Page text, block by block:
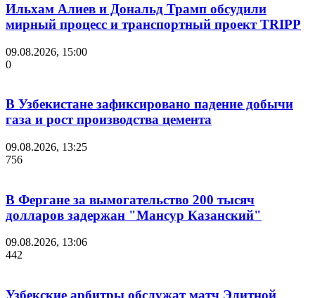
Ильхам Алиев и Дональд Трамп обсудили
мирный процесс и транспортный проект TRIPP
09.08.2026, 15:00
0
В Узбекистане зафиксировано падение добычи
газа и рост производства цемента
09.08.2026, 13:25
756
В Фергане за вымогательство 200 тысяч
долларов задержан "Мансур Казанский"
09.08.2026, 13:06
442
Узбекские арбитры обслужат матч Элитной